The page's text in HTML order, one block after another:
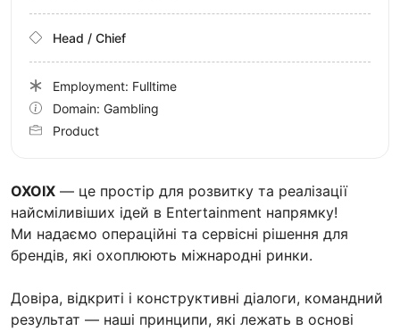
OXOIX — це простір для розвитку та реалізації
найсміливіших ідей в Entertainment напрямку!
Ми надаємо операційні та сервісні рішення для
брендів, які охоплюють міжнародні ринки.
Довіра, відкриті і конструктивні діалоги, командний
результат — наші принципи, які лежать в основі
Head / Chief
Employment: Fulltime
Domain: Gambling
Product